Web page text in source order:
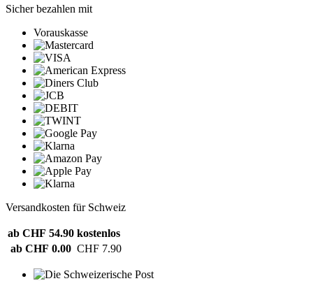
Sicher bezahlen mit
Vorauskasse
Versandkosten für Schweiz
ab CHF 54.90 kostenlos
ab CHF 0.00 CHF 7.90